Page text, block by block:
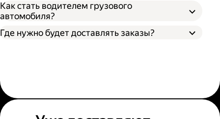
Как стать водителем грузового
автомобиля?
Где нужно будет доставлять заказы?